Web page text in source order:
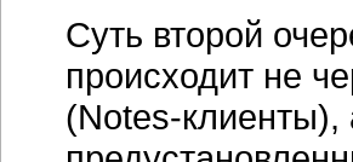
Суть второй
происходит не
(Notes-клиенты),